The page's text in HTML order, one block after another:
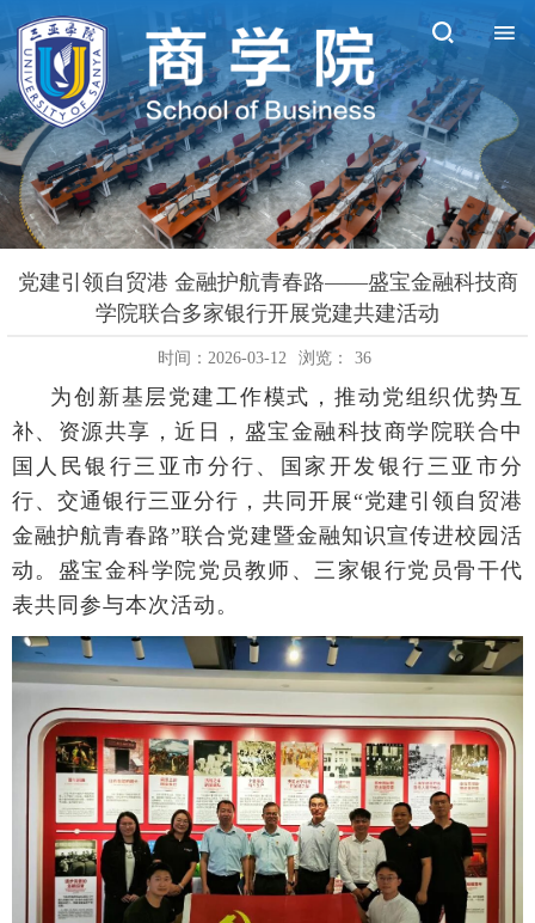
党建引领自贸港 金融护航青春路——盛宝金融科技商
学院联合多家银行开展党建共建活动
时间：2026-03-12 浏览： 36
为创新基层党建工作模式，推动党组织优势互
补、资源共享，近日，盛宝金融科技商学院联合中
国人民银行三亚市分行、国家开发银行三亚市分
行、交通银行三亚分行，共同开展“党建引领自贸港
金融护航青春路”联合党建暨金融知识宣传进校园活
动。盛宝金科学院党员教师、三家银行党员骨干代
表共同参与本次活动。